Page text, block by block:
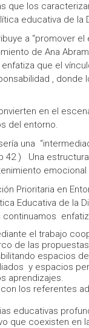
que los
educativa de la
a “promover
de Ana
que el
,
en el
del entorno.
una
42 ) Una
Prioritaria en
Educativa de la
el trabajo
de las
espacios
y espacios
aprendizajes.
los referentes
educativas
que coexisten en